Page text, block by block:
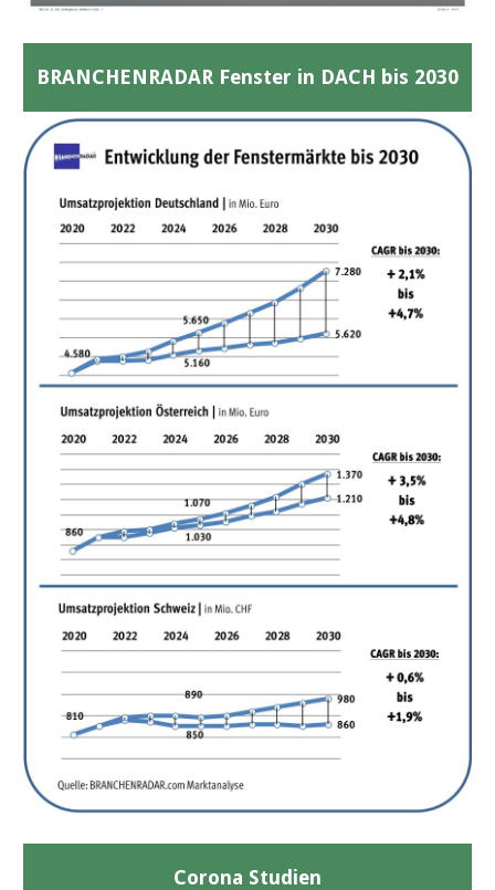
BRANCHENRADAR Fenster in DACH bis 2030
Corona Studien